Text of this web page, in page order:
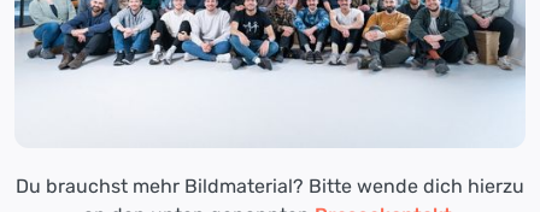
Du brauchst mehr Bildmaterial? Bitte wende dich hierzu